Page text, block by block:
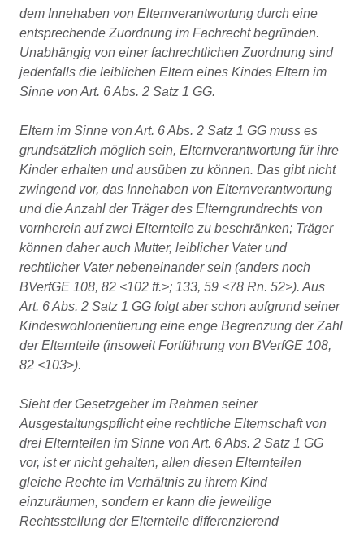
dem Innehaben von Elternverantwortung durch eine
entsprechende Zuordnung im Fachrecht begründen.
Unabhängig von einer fachrechtlichen Zuordnung sind
jedenfalls die leiblichen Eltern eines Kindes Eltern im
Sinne von Art. 6 Abs. 2 Satz 1 GG.
Eltern im Sinne von Art. 6 Abs. 2 Satz 1 GG muss es
grundsätzlich möglich sein, Elternverantwortung für ihre
Kinder erhalten und ausüben zu können. Das gibt nicht
zwingend vor, das Innehaben von Elternverantwortung
und die Anzahl der Träger des Elterngrundrechts von
vornherein auf zwei Elternteile zu beschränken; Träger
können daher auch Mutter, leiblicher Vater und
rechtlicher Vater nebeneinander sein (anders noch
BVerfGE 108, 82 <102 ff.>; 133, 59 <78 Rn. 52>). Aus
Art. 6 Abs. 2 Satz 1 GG folgt aber schon aufgrund seiner
Kindeswohlorientierung eine enge Begrenzung der Zahl
der Elternteile (insoweit Fortführung von BVerfGE 108,
82 <103>).
Sieht der Gesetzgeber im Rahmen seiner
Ausgestaltungspflicht eine rechtliche Elternschaft von
drei Elternteilen im Sinne von Art. 6 Abs. 2 Satz 1 GG
vor, ist er nicht gehalten, allen diesen Elternteilen
gleiche Rechte im Verhältnis zu ihrem Kind
einzuräumen, sondern er kann die jeweilige
Rechtsstellung der Elternteile differenzierend